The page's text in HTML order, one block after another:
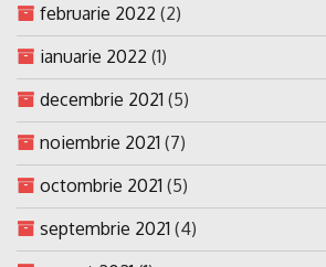
februarie 2022 (2)
ianuarie 2022 (1)
decembrie 2021 (5)
noiembrie 2021 (7)
octombrie 2021 (5)
septembrie 2021 (4)